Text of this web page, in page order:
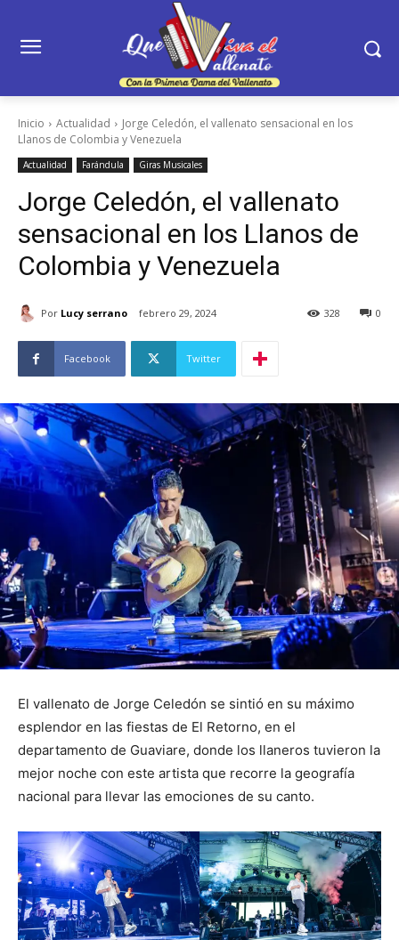
Inicio Actualidad
Jorge Celedón, el vallenato sensacional en los
Llanos de Colombia y Venezuela
Actualidad Farándula Giras Musicales
Jorge Celedón, el vallenato
sensacional en los Llanos de
Colombia y Venezuela
Por Lucy serrano febrero 29, 2024 0
328
Facebook Twitter
El vallenato de Jorge Celedón se sintió en su máximo
esplendor en las fiestas de El Retorno, en el
departamento de Guaviare, donde los llaneros tuvieron la
mejor noche con este artista que recorre la geografía
nacional para llevar las emociones de su canto.